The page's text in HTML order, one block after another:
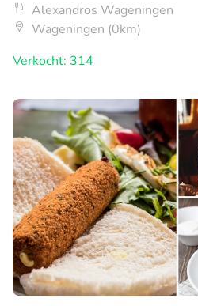
Alexandros Wageningen
Wageningen (0km)
Verkocht: 314